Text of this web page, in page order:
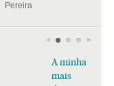
Pereira
A minha
mais